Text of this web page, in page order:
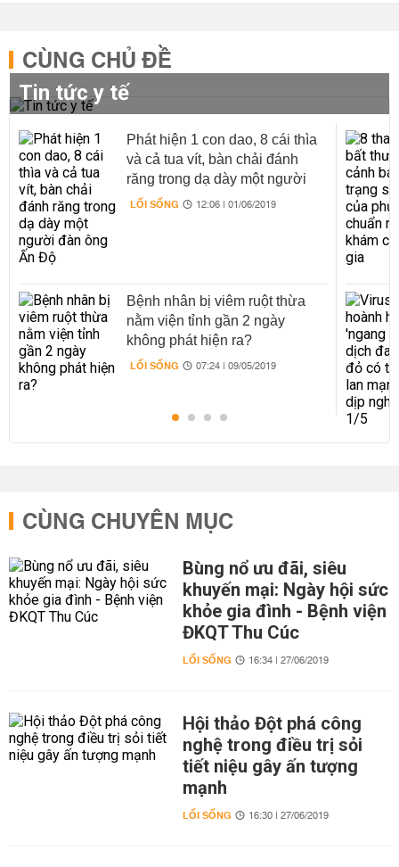
CÙNG CHỦ ĐỀ
Tin tức y tế
Phát hiện 1 con dao, 8 cái thìa
và cả tua vít, bàn chải đánh
răng trong dạ dày một người
đàn ông Ấn Độ
LỐI SỐNG 12:06 | 01/06/2019
Bệnh nhân bị viêm ruột thừa
nằm viện tỉnh gần 2 ngày
không phát hiện ra?
LỐI SỐNG 07:24 | 09/05/2019
CÙNG CHUYÊN MỤC
Bùng nổ ưu đãi, siêu
khuyến mại: Ngày hội sức
khỏe gia đình - Bệnh viện
ĐKQT Thu Cúc
LỐI SỐNG 16:34 | 27/06/2019
Hội thảo Đột phá công
nghệ trong điều trị sỏi
tiết niệu gây ấn tượng
mạnh
LỐI SỐNG 16:30 | 27/06/2019